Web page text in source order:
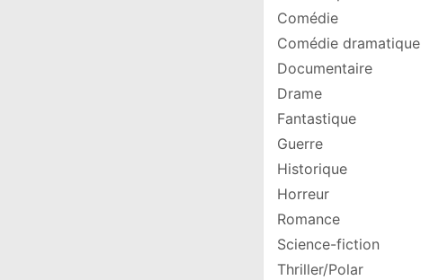
Comédie
Comédie dramatique
Documentaire
Drame
Fantastique
Guerre
Historique
Horreur
Romance
Science-fiction
Thriller/Polar